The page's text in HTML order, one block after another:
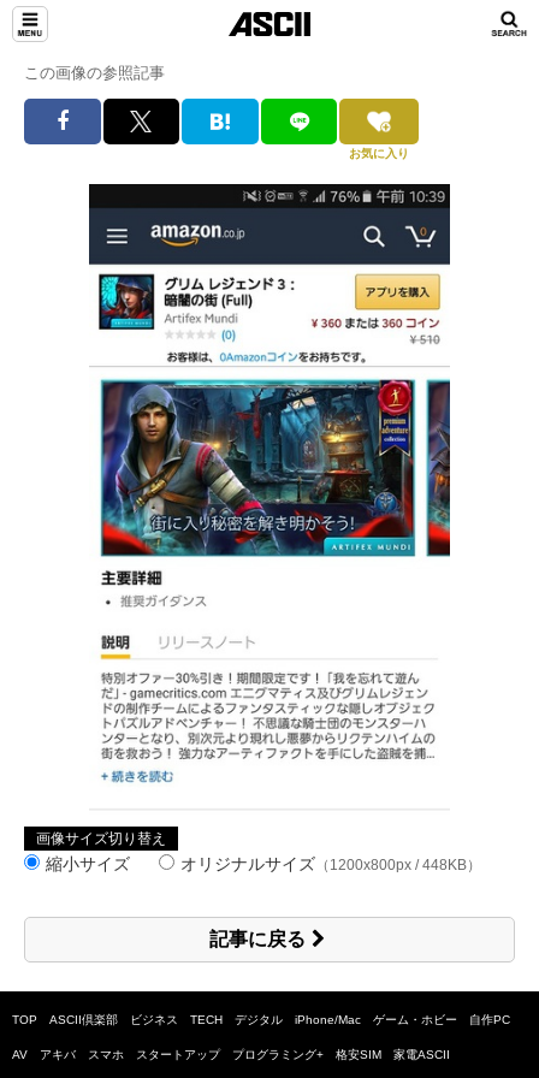
この画像の参照記事
お気に入り
画像サイズ切り替え
縮小サイズ オリジナルサイズ （1200x800px / 448KB）
記事に戻る
TOP ASCII倶楽部 ビジネス TECH デジタル iPhone/Mac ゲーム・ホビー 自作PC
AV アキバ スマホ スタートアップ プログラミング+ 格安SIM 家電ASCII